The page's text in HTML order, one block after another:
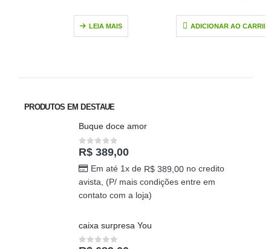
LEIA MAIS ADICIONAR AO CARRINHO
PRODUTOS EM DESTAUE
Buque doce amor
0out of 5
R$389,00
avista, (P/ mais condições entre em
contato com a loja)